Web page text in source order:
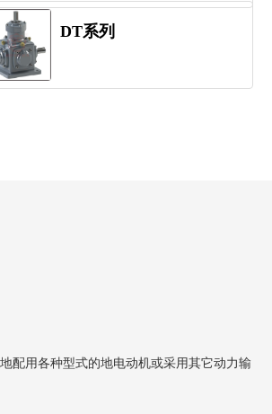
DT系列
配用各种型式的地电动机或采用其它动力输